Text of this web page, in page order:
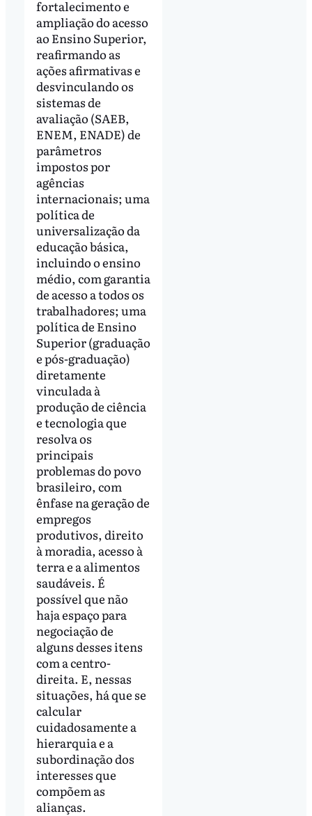
fortalecimento e
ampliação do acesso
ao Ensino Superior,
reafirmando as
ações afirmativas e
desvinculando os
sistemas de
avaliação (SAEB,
ENEM, ENADE) de
parâmetros
impostos por
agências
internacionais; uma
política de
universalização da
educação básica,
incluindo o ensino
médio, com garantia
de acesso a todos os
trabalhadores; uma
política de Ensino
Superior (graduação
e pós-graduação)
diretamente
vinculada à
produção de ciência
e tecnologia que
resolva os
principais
problemas do povo
brasileiro, com
ênfase na geração de
empregos
produtivos, direito
à moradia, acesso à
terra e a alimentos
saudáveis. É
possível que não
haja espaço para
negociação de
alguns desses itens
com a centro-
direita. E, nessas
situações, há que se
calcular
cuidadosamente a
hierarquia e a
subordinação dos
interesses que
compõem as
alianças.